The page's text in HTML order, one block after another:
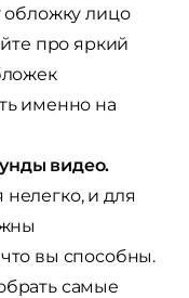
обложку лицо
про яркий
именно на
видео.
и для
вы способны.
самые